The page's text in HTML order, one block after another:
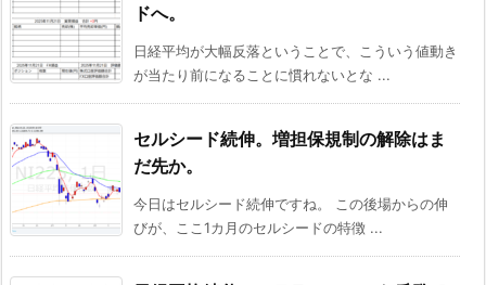
ドへ。
日経平均が大幅反落ということで、こういう値動き
が当たり前になることに慣れないとな ...
セルシード続伸。増担保規制の解除はま
だ先か。
今日はセルシード続伸ですね。 この後場からの伸
びが、ここ1カ月のセルシードの特徴 ...